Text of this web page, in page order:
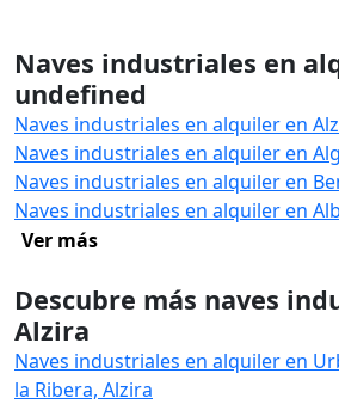
Naves industriales en
undefined
Naves industriales en alquiler en
Naves industriales en alquiler en
Naves industriales en alquiler en
Naves industriales en alquiler en
Ver más
Descubre más naves
Alzira
Naves industriales en alquiler en
la Ribera, Alzira